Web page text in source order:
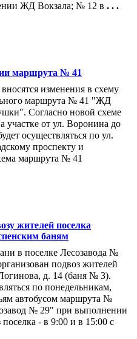
ЖД Вокзала; № 12 в . . .
маршрута № 41
изменения в схему
маршрута № 41 "ЖД
Согласно новой схеме
участке от ул. Воронина до
осуществляться по ул.
проспекту и
маршрута № 41
жителей поселка
баням
в поселке Лесозавода №
подвоз жителей
д. 14 (баня № 3).
по понедельникам,
автобусом маршрута №
№ 29" при выполнении
- в 9:00 и в 15:00 с